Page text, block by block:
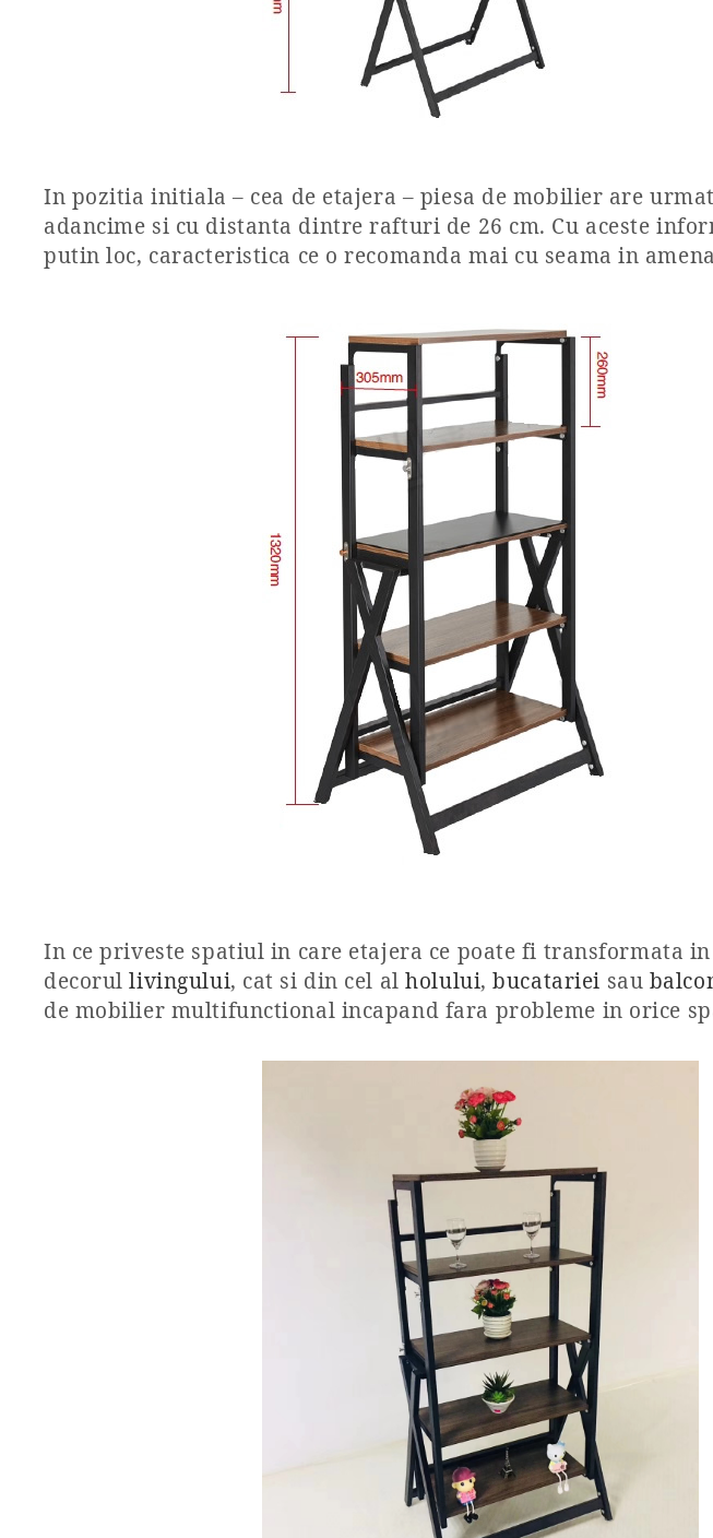
In pozitia initiala – cea de etajera – piesa de mobilier are
adancime si cu distanta dintre rafturi de 26 cm. Cu aceste
putin loc, caracteristica ce o recomanda mai cu seama in
In ce priveste spatiul in care etajera ce poate fi transformata
decorullivingului, cat si din cel alholului,bucatariei sau
de mobilier multifunctional incapand fara probleme in orice